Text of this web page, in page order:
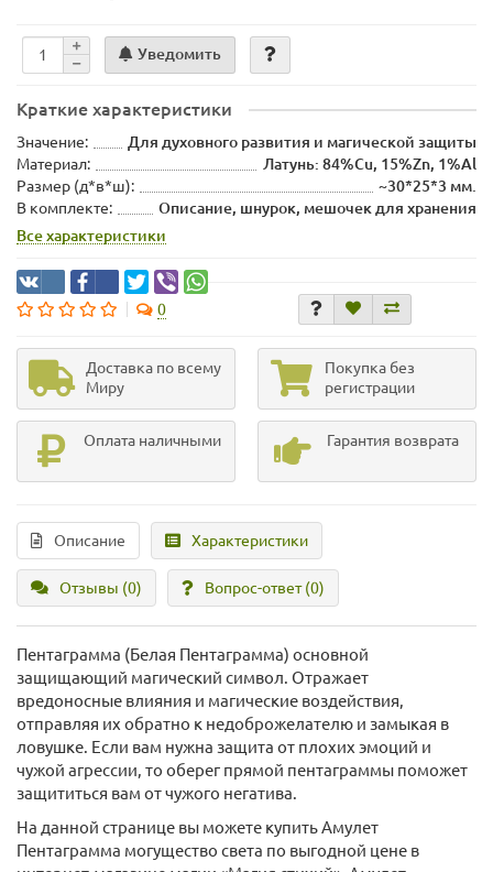
Уведомить
Краткие характеристики
Значение:
Для духовного развития и магической защиты
Материал:
Латунь: 84%Cu, 15%Zn, 1%Al
Размер (д*в*ш):
~30*25*3 мм.
В комплекте:
Описание, шнурок, мешочек для хранения
Все характеристики
0
Доставка по всему
Миру
Покупка без
регистрации
Оплата наличными Гарантия возврата
Описание Характеристики
Отзывы (0) Вопрос-ответ(0)
Пентаграмма (Белая Пентаграмма) основной
защищающий магический символ. Отражает
вредоносные влияния и магические воздействия,
отправляя их обратно к недоброжелателю и замыкая в
ловушке. Если вам нужна защита от плохих эмоций и
чужой агрессии, то оберег прямой пентаграммы поможет
защититься вам от чужого негатива.
На данной странице вы можете купить Амулет
Пентаграмма могущество света по выгодной цене в